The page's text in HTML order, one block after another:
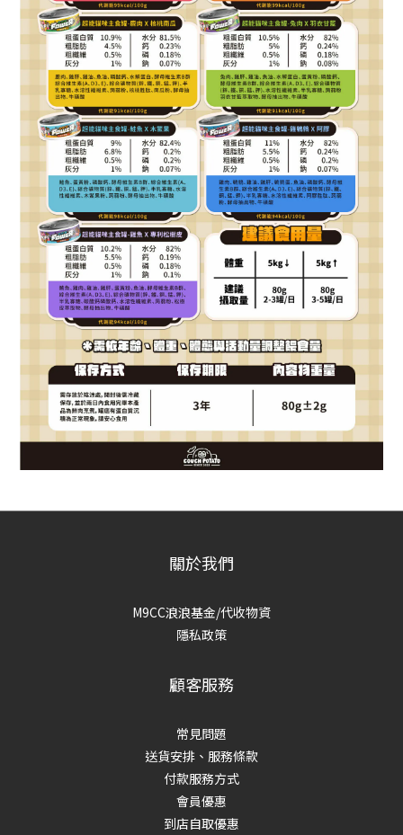
關於我們
M9CC浪浪基金/代收物資
隱私政策
顧客服務
常見問題
送貨安排、服務條款
付款服務方式
會員優惠
到店自取優惠